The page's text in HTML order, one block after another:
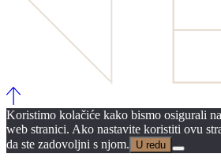
Koristimo kolačiće kako bismo osigurali
web stranici. Ako nastavite koristiti ovu
da ste zadovoljni s njom.
U redu